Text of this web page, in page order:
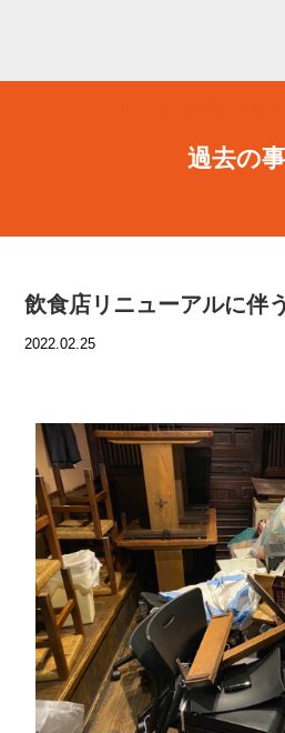
過去の
飲食店リニューアルに伴
2022.02.25